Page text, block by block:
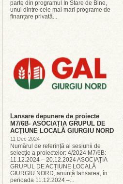
parte din programul În Stare de Bine,
unul dintre cele mai mari programe de
finanțare privată...
Lansare depunere de proiecte
M7/6B- ASOCIAȚIA GRUPUL DE
ACȚIUNE LOCALĂ GIURGIU NORD
11 Dec 2024
Numărul de referință al sesiunii de
selecție a proiectelor: 4/2024 M7/6B:
11.12.2024 – 20.12.2024 ASOCIAȚIA
GRUPUL DE ACȚIUNE LOCALĂ
GIURGIU NORD, anunță lansarea, în
perioada 11.12.2024 –...